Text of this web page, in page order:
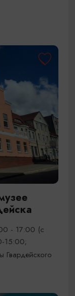
- 17:00 (с
15:00;
Гвардейского